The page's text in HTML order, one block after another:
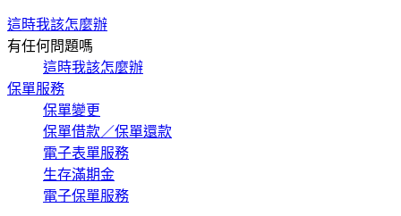
這時我該怎麼辦
有任何問題嗎
這時我該怎麼辦
保單服務
保單變更
保單借款／保單還款
電子表單服務
生存滿期金
電子保單服務